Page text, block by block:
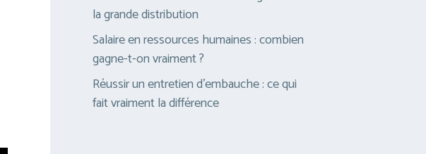
la grande distribution
Salaire en ressources humaines : combien
gagne-t-on vraiment ?
Réussir un entretien d’embauche : ce qui
fait vraiment la différence